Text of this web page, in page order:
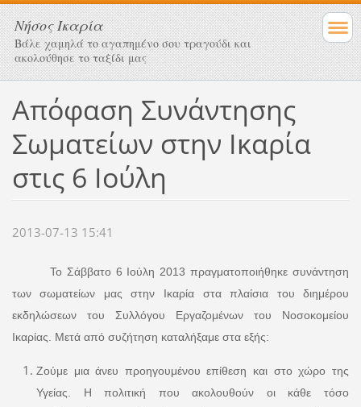
Νήσος Ικαρία
Βάλε χαμηλά το αγαπημένο σου τραγούδι και
ακολούθησε το ταξίδι μας
Απόφαση Συνάντησης
Σωματείων στην Ικαρία
στις 6 Ιούλη
2013-07-13 15:41
Το Σάββατο 6 Ιούλη 2013 πραγματοποιήθηκε συνάντηση
των σωματείων μας στην Ικαρία στα πλαίσια του διημέρου
εκδηλώσεων του Συλλόγου Εργαζομένων του Νοσοκομείου
Ικαρίας. Μετά από συζήτηση καταλήξαμε στα εξής:
Ζούμε μια άνευ προηγουμένου επίθεση και στο χώρο της
Υγείας. Η πολιτική που ακολουθούν οι κάθε τόσο